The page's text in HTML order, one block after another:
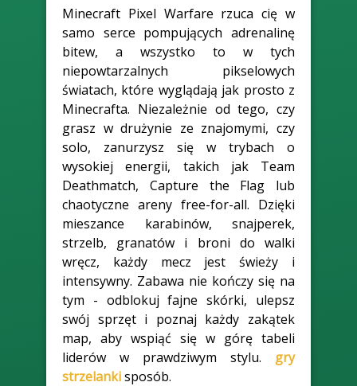
Minecraft Pixel Warfare rzuca cię w
samo serce pompujących adrenalinę
bitew, a wszystko to w tych
niepowtarzalnych pikselowych
światach, które wyglądają jak prosto z
Minecrafta. Niezależnie od tego, czy
grasz w drużynie ze znajomymi, czy
solo, zanurzysz się w trybach o
wysokiej energii, takich jak Team
Deathmatch, Capture the Flag lub
chaotyczne areny free-for-all. Dzięki
mieszance karabinów, snajperek,
strzelb, granatów i broni do walki
wręcz, każdy mecz jest świeży i
intensywny. Zabawa nie kończy się na
tym - odblokuj fajne skórki, ulepsz
swój sprzęt i poznaj każdy zakątek
map, aby wspiąć się w górę tabeli
liderów w prawdziwym stylu. gry
strzelankisposób.